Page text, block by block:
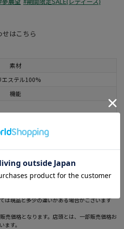
素材
エステル100%
機能
秋
機能
は現品と多少の違いがある場合がございます
売価格となります。店頭とは、一部販売価格お
ます。
はこちら